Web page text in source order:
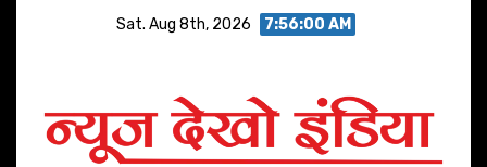
Sat. Aug 8th, 2026 7:56:01 AM